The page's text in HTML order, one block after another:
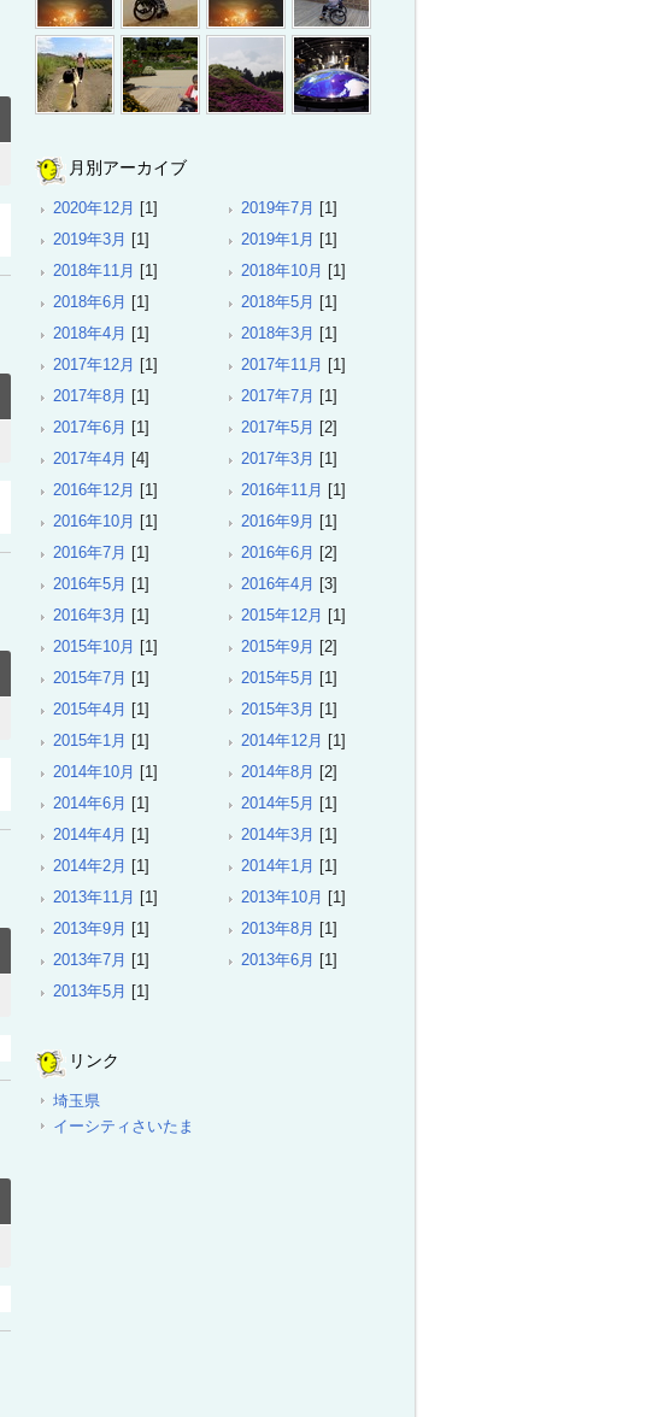
月別アーカイブ
2020年12月 [1] 2019年7月
[1]
2019年3月
[1] 2019年1月
[1]
2018年11月
[1] 2018年10月
[1]
2018年6月
[1] 2018年5月
[1]
2018年4月
[1] 2018年3月
[1]
2017年12月
[1] 2017年11月
[1]
2017年8月
[1] 2017年7月
[1]
2017年6月
[1] 2017年5月
[2]
2017年4月
[4] 2017年3月
[1]
2016年12月
[1] 2016年11月
[1]
2016年10月
[1] 2016年9月
[1]
2016年7月
[1] 2016年6月
[2]
2016年5月
[1] 2016年4月
[3]
2016年3月
[1] 2015年12月
[1]
2015年10月
[1] 2015年9月
[2]
2015年7月
[1] 2015年5月
[1]
2015年4月
[1] 2015年3月
[1]
2015年1月
[1] 2014年12月
[1]
2014年10月
[1] 2014年8月
[2]
2014年6月
[1] 2014年5月
[1]
2014年4月
[1] 2014年3月
[1]
2014年2月
[1] 2014年1月
[1]
2013年11月
[1] 2013年10月
[1]
2013年9月
[1] 2013年8月
[1]
2013年7月
[1] 2013年6月
[1]
2013年5月
[1]
リンク
埼玉県
イーシティさいたま